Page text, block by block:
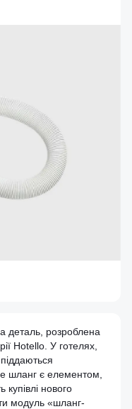
деталь, розроблена
Hotello. У готелях,
шланг є елементом,
нового
модуль «шланг-